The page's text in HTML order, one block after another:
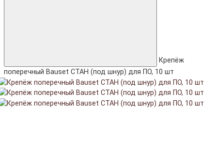
Крепёж
поперечный Bauset СТАН (под шнур) для ПО, 10 шт